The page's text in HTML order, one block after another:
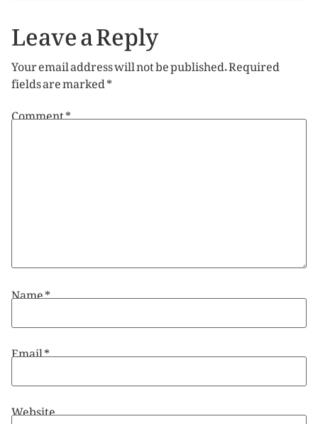
Leave a Reply
Your email address will not be published.Required
fields are marked*
Comment*
Name*
Email*
Website